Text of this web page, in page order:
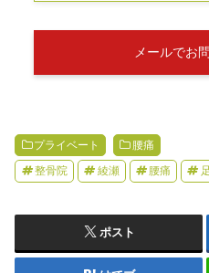
メールでお
プライベート 腰痛
整骨院 綾瀬 腰痛
ポスト